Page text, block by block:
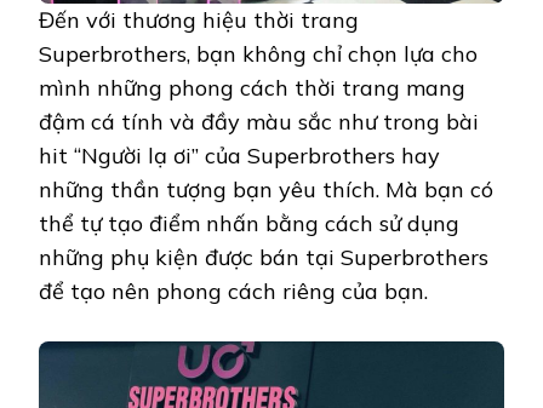
Đến với thương hiệu thời trang
Superbrothers, bạn không chỉ chọn lựa cho
mình những phong cách thời trang mang
đậm cá tính và đầy màu sắc như trong bài
hit “Người lạ ơi” của Superbrothers hay
những thần tượng bạn yêu thích. Mà bạn có
thể tự tạo điểm nhấn bằng cách sử dụng
những phụ kiện được bán tại Superbrothers
để tạo nên phong cách riêng của bạn.